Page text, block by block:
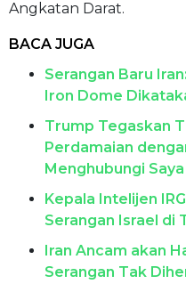
Angkatan Darat.
BACA JUGA
Serangan Baru
Iron Dome
Trump Tegaskan
Perdamaian
Menghubungi Saya
Kepala Intelijen
Serangan Israel di
Iran Ancam akan
Serangan Tak